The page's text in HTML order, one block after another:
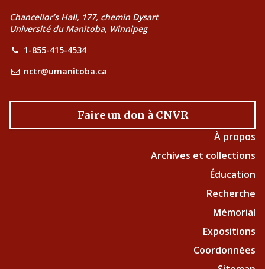
Chancellor’s Hall, 177, chemin Dysart
Université du Manitoba, Winnipeg
1-855-415-4534
nctr@umanitoba.ca
Faire un don à CNVR
À propos
Archives et collections
Éducation
Recherche
Mémorial
Expositions
Coordonnées